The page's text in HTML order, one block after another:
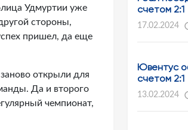
Удмуртии уже
стороны,
пришел, да еще
открыли для
Да и второго
чемпионат,
счетом 2:1
17.02.2024
Ювентус
счетом 2:1
13.02.2024